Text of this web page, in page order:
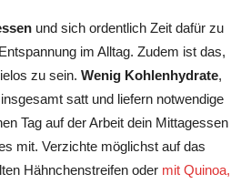
und sich ordentlich Zeit dafür zu
im Alltag. Zudem ist das,
zu sein. Wenig Kohlenhydrate,
satt und liefern notwendige
Tag auf der Arbeit dein Mittagessen
mit. Verzichte möglichst auf das
Hähnchenstreifen oder mit Quinoa,